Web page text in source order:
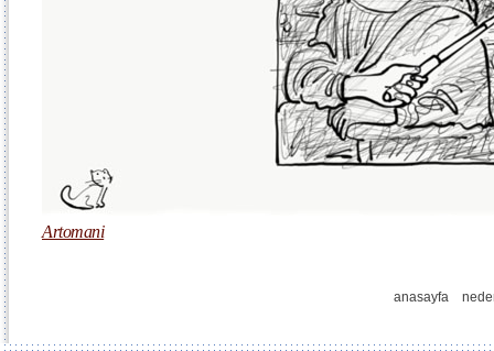
Artomani
anasayfa